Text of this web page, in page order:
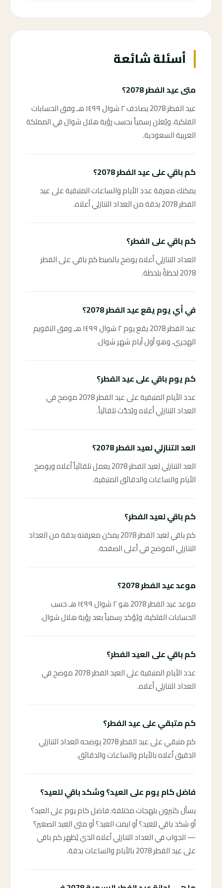
أسئلة شائعة
متى عيد الفطر 2078؟
عيد الفطر 2078 يصادف ٢ شوال ١٤٩٩ هـ وفق الحسابات
الفلكية، ويُعلن رسمياً بحسب رؤية هلال شوال في المملكة
العربية السعودية.
كم باقي على عيد الفطر 2078؟
يمكنك معرفة عدد الأيام والساعات المتبقية على عيد
الفطر 2078 بدقة من العداد التنازلي أعلاه.
كم باقي على الفطر؟
العداد التنازلي أعلاه يوضح بالضبط كم باقي على الفطر
2078 لحظةً بلحظة.
في أي يوم يقع عيد الفطر 2078؟
عيد الفطر 2078 يقع يوم ٢ شوال ١٤٩٩ هـ وفق التقويم
الهجري، وهو أول أيام شهر شوال.
كم يوم باقي على عيد الفطر؟
عدد الأيام المتبقية على عيد الفطر 2078 موضح في
العداد التنازلي أعلاه ويُحدَّث تلقائياً.
العد التنازلي لعيد الفطر 2078؟
العد التنازلي لعيد الفطر 2078 يعمل تلقائياً أعلاه ويوضح
الأيام والساعات والدقائق المتبقية.
كم باقي لعيد الفطر؟
كم باقي لعيد الفطر 2078 يمكن معرفته بدقة من العداد
التنازلي الموضح في أعلى الصفحة.
موعد عيد الفطر 2078؟
موعد عيد الفطر 2078 هو ٢ شوال ١٤٩٩ هـ حسب
الحسابات الفلكية، ويُؤكد رسمياً بعد رؤية هلال شوال.
كم باقي على العيد الفطر؟
عدد الأيام المتبقية على العيد الفطر 2078 موضح في
العداد التنازلي أعلاه.
كم متبقي على عيد الفطر؟
كم متبقي على عيد الفطر 2078 يوضحه العداد التنازلي
الدقيق أعلاه بالأيام والساعات والدقائق.
فاضل كام يوم على العيد؟ وشكد باقي للعيد؟
يسأل كثيرون بلهجات مختلفة: فاضل كام يوم على العيد؟
أو شكد باقي للعيد؟ أو ايمت العيد؟ أو متى العيد الصغير؟
— الجواب في العداد التنازلي أعلاه الذي يُظهر كم باقي
على عيد الفطر 2078 بالأيام والساعات بدقة.